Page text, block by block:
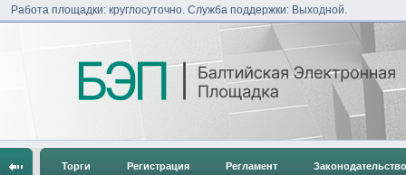
Работа площадки: круглосуточно. Служба поддержки: Выходной.
Торги Регистрация Регламент Законодательство